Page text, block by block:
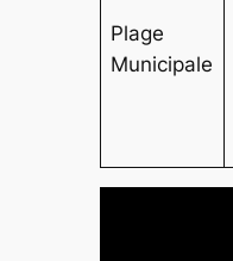
Plage
Municipale